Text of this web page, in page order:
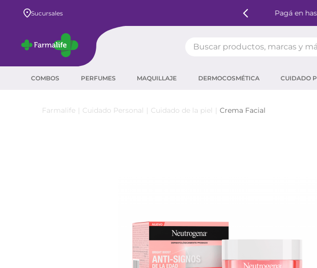
Sucursales Pagá en
COMBOS PERFUMES MAQUILLAJE DERMOCOSMÉTICA CUIDADO
Cuidado Personal Cuidado de la piel Crema Facial
retinol
roche posay